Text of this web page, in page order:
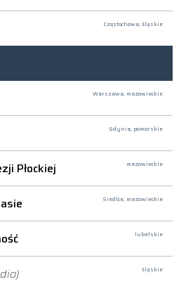
Częstochowa, śląskie
Warszawa, mazowieckie
Gdynia, pomorskie
Płockiej mazowieckie
Siedlce, mazowieckie
lubelskie
śląskie